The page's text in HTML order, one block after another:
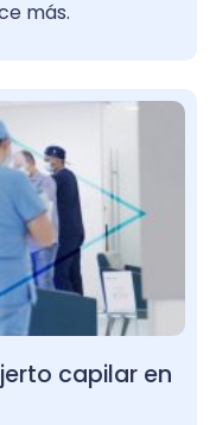
más.
capilar en